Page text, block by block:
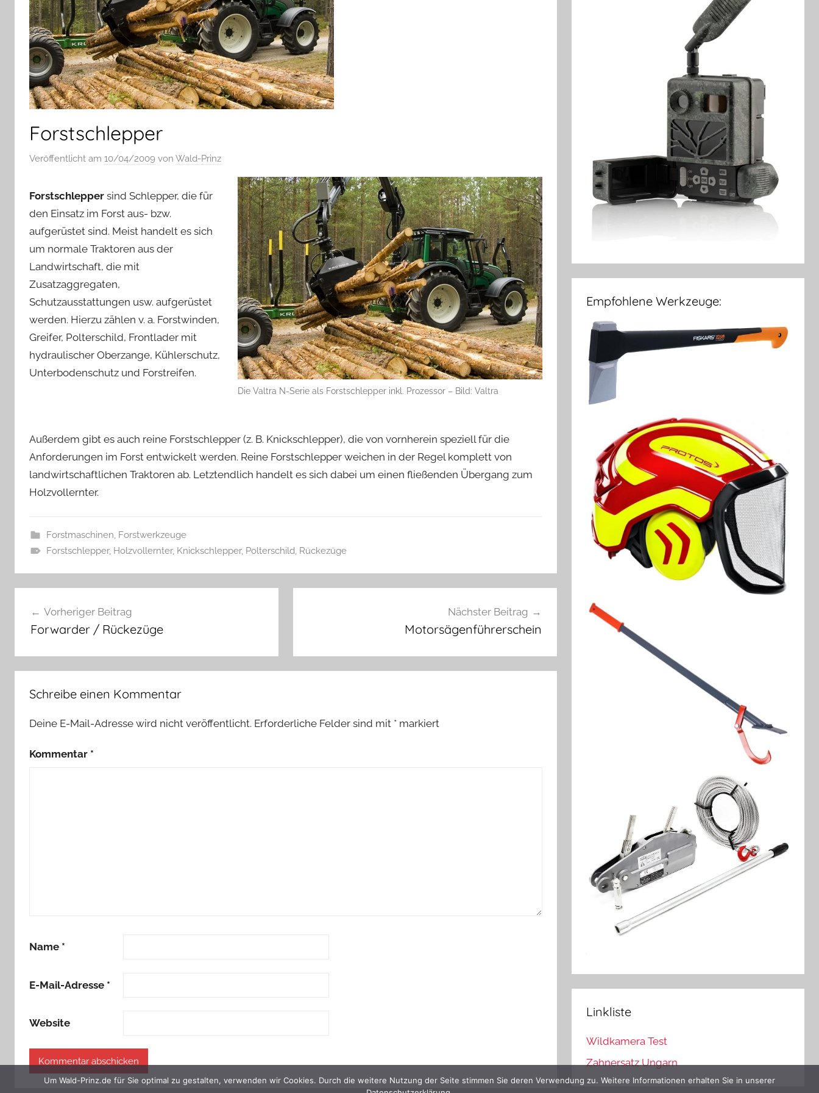
Forstschlepper
Veröffentlicht am 10/04/2009 von Wald-Prinz
Die Valtra N-Serie als Forstschlepper inkl. Prozessor – Bild: Valtra
Forstschlepper sind Schlepper, die für
den Einsatz im Forst aus- bzw.
aufgerüstet sind. Meist handelt es sich
um normale Traktoren aus der
Landwirtschaft, die mit
Zusatzaggregaten,
Schutzausstattungen usw. aufgerüstet
werden. Hierzu zählen v. a. Forstwinden,
Greifer, Polterschild, Frontlader mit
hydraulischer Oberzange, Kühlerschutz,
Unterbodenschutz und Forstreifen.
Außerdem gibt es auch reine Forstschlepper (z. B. Knickschlepper), die von vornherein speziell für die
Anforderungen im Forst entwickelt werden. Reine Forstschlepper weichen in der Regel komplett von
landwirtschaftlichen Traktoren ab. Letztendlich handelt es sich dabei um einen fließenden Übergang zum
Holzvollernter.
Forstmaschinen, Forstwerkzeuge
Forstschlepper, Holzvollernter, Knickschlepper, Polterschild, Rückezüge
Vorheriger Beitrag
Forwarder / Rückezüge
Nächster Beitrag
Motorsägenführerschein
Schreibe einen Kommentar
Deine E-Mail-Adresse wird nicht veröffentlicht. Erforderliche Felder sind mit * markiert
Kommentar *
Name *
E-Mail-Adresse *
Website
Empfohlene Werkzeuge:
Linkliste
Wildkamera Test
Zahnersatz Ungarn
Um Wald-Prinz.de für Sie optimal zu gestalten, verwenden wir Cookies. Durch die weitere Nutzung der Seite stimmen Sie deren Verwendung zu. Weitere Informationen erhalten Sie in unserer